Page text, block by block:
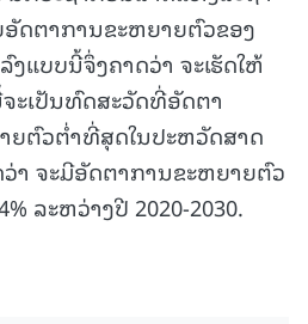
ດຕາການຂະຫຍາຍຕົວຂອງ
ແບບນີ້ຈຶ່ງຄາດວ່າ ຈະເຮັດໃຫ້
ະເປັນທົດສະວັດທີ່ອັດຕາ
ຍຕົວຕ່ຳທີ່ສຸດໃນປະຫວັດສາດ
ວ່າ ຈະມີອັດຕາການຂະຫຍາຍຕົວ
ລະຫວ່າງປີ 2020-2030.